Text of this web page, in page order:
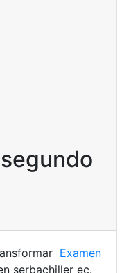
Examen
serbachiller ec.